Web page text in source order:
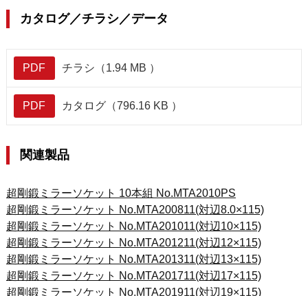
カタログ／チラシ／データ
PDF チラシ（1.94 MB ）
PDF カタログ（796.16 KB ）
関連製品
超剛鍛ミラーソケット 10本組 No.MTA2010PS
超剛鍛ミラーソケット No.MTA200811(対辺8.0×115)
超剛鍛ミラーソケット No.MTA201011(対辺10×115)
超剛鍛ミラーソケット No.MTA201211(対辺12×115)
超剛鍛ミラーソケット No.MTA201311(対辺13×115)
超剛鍛ミラーソケット No.MTA201711(対辺17×115)
超剛鍛ミラーソケット No.MTA201911(対辺19×115)